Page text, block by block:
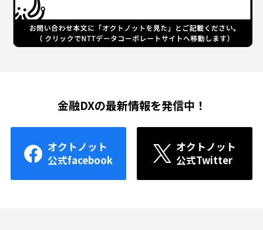
金融DXの最新情報を発信中！
オクトノット
公式facebook
オクトノット
公式Twitter